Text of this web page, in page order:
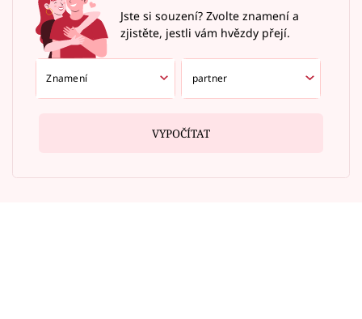
Jste si souzení? Zvolte znamení a
zjistěte, jestli vám hvězdy přejí.
VYPOČÍTAT